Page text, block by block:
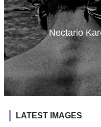
Nectario
LATEST IMAGES